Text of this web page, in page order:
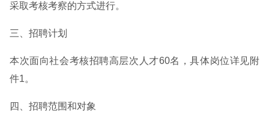
采取考核考察的方式进行。
三、招聘计划
本次面向社会考核招聘高层次人才60名，具体岗位详见附
件1。
四、招聘范围和对象